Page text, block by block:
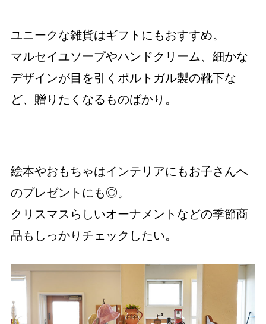
ユニークな雑貨はギフトにもおすすめ。
マルセイユソープやハンドクリーム、細かな
デザインが目を引くポルトガル製の靴下な
ど、贈りたくなるものばかり。
絵本やおもちゃはインテリアにもお子さんへ
のプレゼントにも◎。
クリスマスらしいオーナメントなどの季節商
品もしっかりチェックしたい。